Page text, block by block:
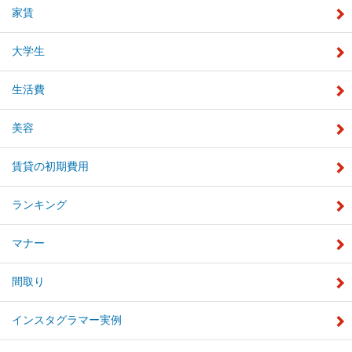
家賃
大学生
生活費
美容
賃貸の初期費用
ランキング
マナー
間取り
インスタグラマー実例